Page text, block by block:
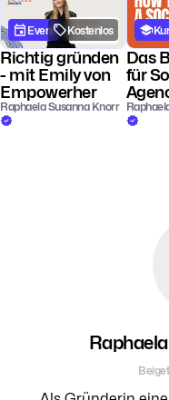
Event Kostenlos
Richtig gründen
- mit Emily von
Empowerher
Raphaela Susanna Knorr
Das
für